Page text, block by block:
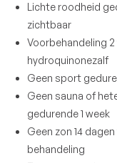
Lichte roodheid
zichtbaar
Voorbehandeling
hydroquinonezalf
Geen sport
Geen sauna of
gedurende 1 week
Geen zon 14
behandeling